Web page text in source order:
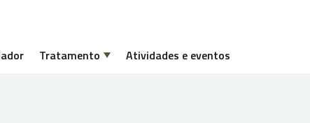
Tratamento Atividades e eventos